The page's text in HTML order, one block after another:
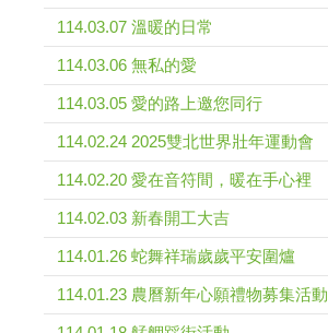
114.03.07 溫暖的日常
114.03.06 無私的愛
114.03.05 愛的路上邀您同行
114.02.24 2025雙北世界壯年運動會
114.02.20 愛在音符間，暖在手心裡
114.02.03 新春開工大吉
114.01.26 蛇舞祥瑞歲歲平安圍爐
114.01.23 農曆新年心願禮物募集活動